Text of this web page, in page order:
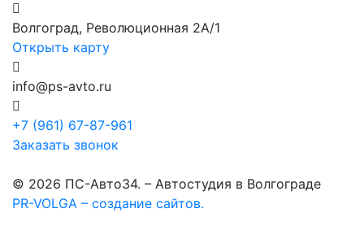
Волгоград, Революционная 2А/1
Открыть карту
info@ps-avto.ru
+7 (961) 67-87-961
Заказать звонок
© 2026 ПС-Авто34. – Автостудия в Волгограде
PR-VOLGA – создание сайтов.